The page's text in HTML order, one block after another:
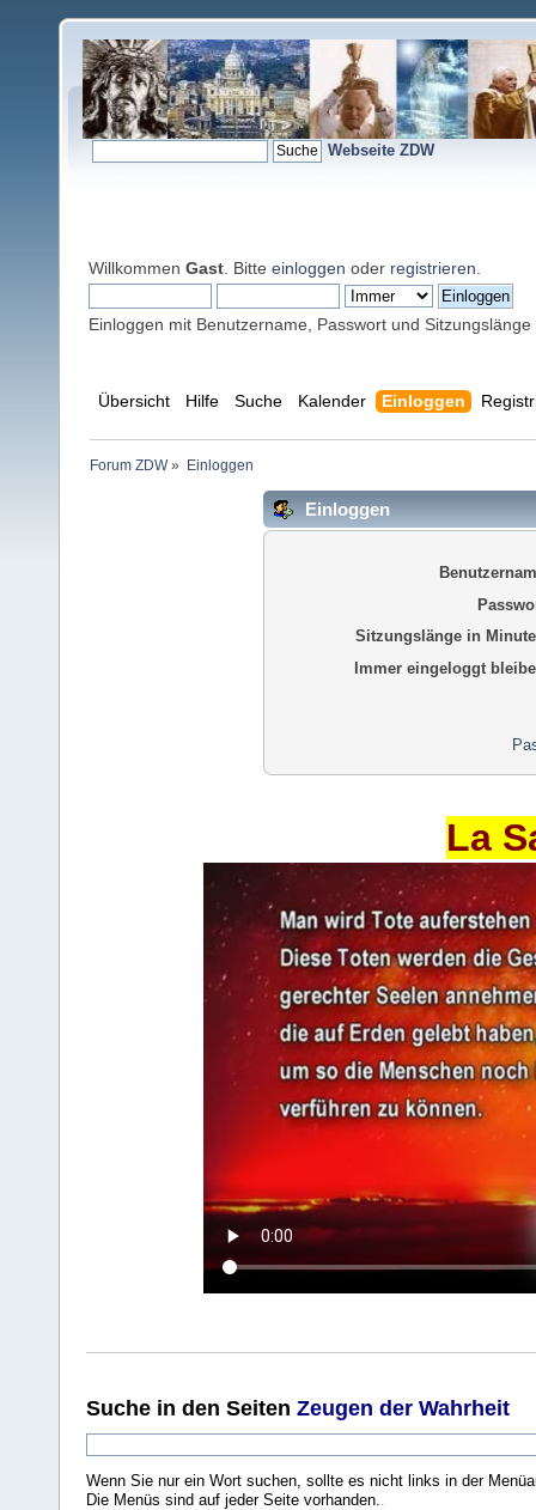
Webseite ZDW
Willkommen Gast . Bitte einloggen oder registrieren
Einloggen mit Benutzername, Passwort und Sitzungslänge
Übersicht Hilfe Suche Kalender Einloggen
Forum ZDW» Einloggen
Einloggen
Sitzungslänge in
Immer eingeloggt
La
Suche in den Seiten Zeugen der Wahrheit
Wenn Sie nur ein Wort suchen, sollte es nicht links in der
Die Menüs sind auf jeder Seite vorhanden.